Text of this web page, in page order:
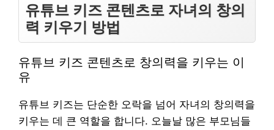
유튜브 키즈 콘텐츠로 자녀의 창의
력 키우기 방법
유튜브 키즈 콘텐츠로 창의력을 키우는 이
유
유튜브 키즈는 단순한 오락을 넘어 자녀의 창의력을
키우는 데 큰 역할을 합니다. 오늘날 많은 부모님들